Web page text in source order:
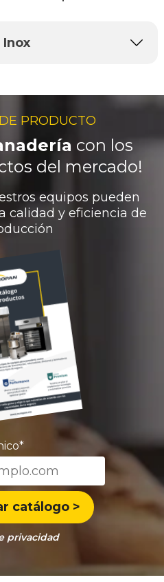
Inox
PRODUCTO
con los
del mercado!
equipos pueden
calidad y eficiencia de
*
privacidad